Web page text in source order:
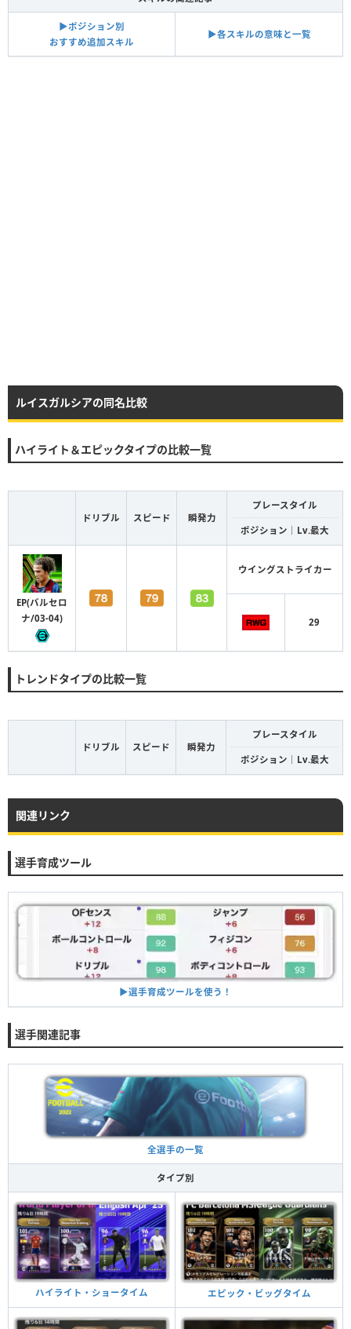
▶︎ポジション別
おすすめ追加スキル
▶︎各スキルの意味と一覧
ルイスガルシアの同名比較
ハイライト＆エピックタイプの比較一覧
ドリブル スピード 瞬発力
プレースタイル
ポジション｜Lv.最大
EP(バルセロ
ナ/03-04)
ウイングストライカー
29
トレンドタイプの比較一覧
ドリブル スピード 瞬発力
プレースタイル
ポジション｜Lv.最大
関連リンク
選手育成ツール
▶︎選手育成ツールを使う！
選手関連記事
全選手の一覧
タイプ別
ハイライト・ショータイム エピック・ビッグタイム